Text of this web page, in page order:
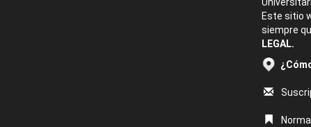
Este sitio
siempre
LEGAL.